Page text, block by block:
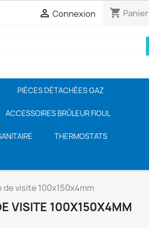
 Connexion shopping_cart Panier
PIÈCES DÉTACHÉES GAZ
ACCESSOIRES BRÛLEUR FIOUL
THERMOSTATS
visite 100x150x4mm
VISITE 100X150X4MM